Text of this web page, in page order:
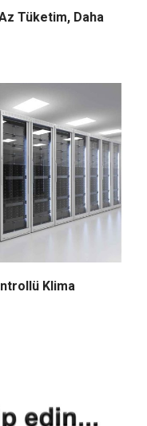
Tüketim, Daha
Klima